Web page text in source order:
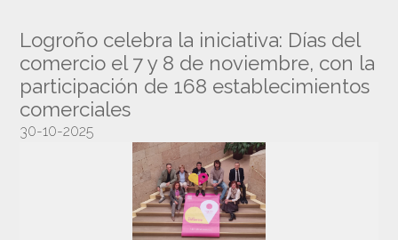
Logroño celebra la iniciativa: Días del
comercio el 7 y 8 de noviembre, con la
participación de 168 establecimientos
comerciales
30-10-2025